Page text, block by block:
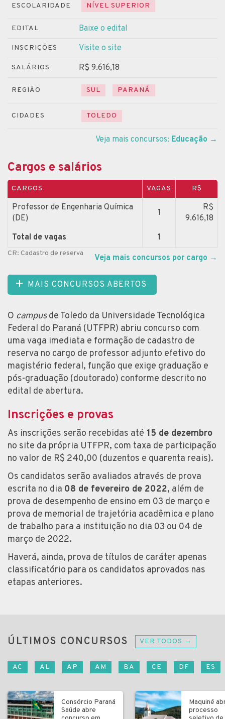
ESCOLARIDADE NÍVEL SUPERIOR
EDITAL Baixe o edital
INSCRIÇÕES Visite o site
SALÁRIOS R$ 9.616,18
REGIÃO SUL PARANÁ
CIDADES TOLEDO
Veja mais concursos: Educação →
Cargos e salários
CARGOS VAGAS R$
Professor de Engenharia Química
(DE)
1
R$
9.616,18
Total de vagas
1
CR: Cadastro de reserva Veja mais concursos por cargo →
MAIS CONCURSOS ABERTOS
O campusde Toledo da Universidade Tecnológica
Federal do Paraná (UTFPR) abriu concurso com
uma vaga imediata e formação de cadastro de
reserva no cargo de professor adjunto efetivo do
magistério federal, função que exige graduação e
pós-graduação (doutorado) conforme descrito no
edital de abertura.
Inscrições e provas
As inscrições serão recebidas até 15 de dezembro
no site da própria UTFPR, com taxa de participação
no valor de R$ 240,00 (duzentos e quarenta reais).
Os candidatos serão avaliados através de prova
escrita no dia 08 de fevereiro de 2022, além de
prova de desempenho de ensino em 03 de março e
prova de memorial de trajetória acadêmica e plano
de trabalho para a instituição no dia 03 ou 04 de
março de 2022.
Haverá, ainda, prova de títulos de caráter apenas
classificatório para os candidatos aprovados nas
etapas anteriores.
ÚLTIMOS CONCURSOS VER TODOS →
AC AL AP AM BA CE DF ES
Consórcio Paraná
Saúde abre
Maquiné
processo